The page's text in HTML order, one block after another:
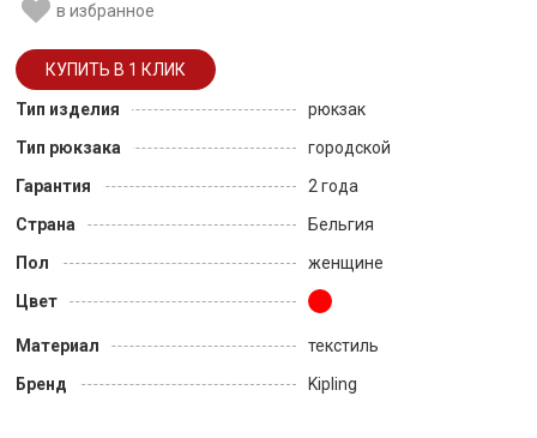
в избранное
Тип изделия
рюкзак
Тип рюкзака
городской
Гарантия
2 года
Страна
Бельгия
Пол
женщине
Цвет
Материал
текстиль
Бренд
Kipling